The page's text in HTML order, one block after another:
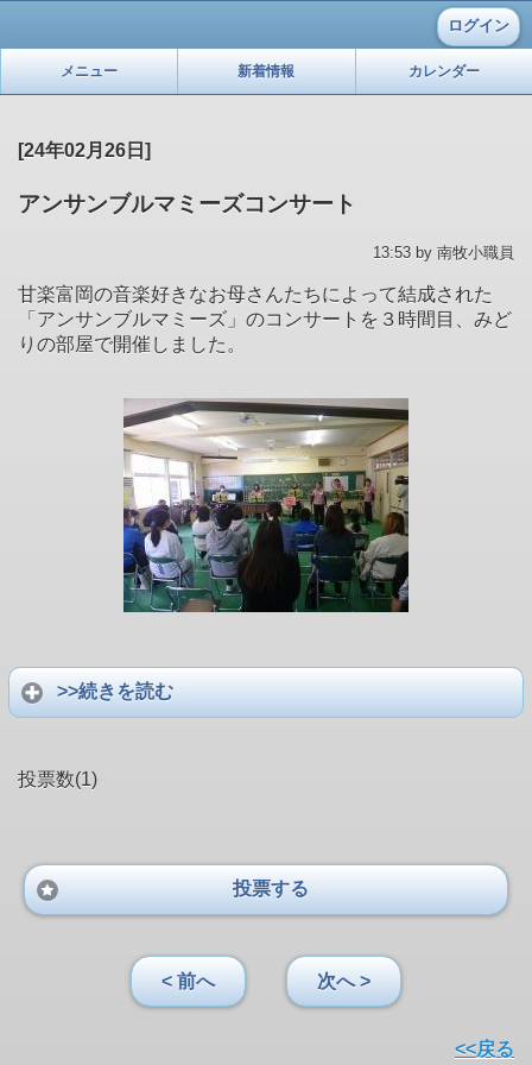
ログイン
メニュー 新着情報 カレンダー
[24年02月26日]
アンサンブルマミーズコンサート
13:53 by 南牧小職員
甘楽富岡の音楽好きなお母さんたちによって結成された
「アンサンブルマミーズ」のコンサートを３時間目、みど
りの部屋で開催しました。
>>続きを読む
投票数(1)
投票する
< 前へ 次へ >
<<戻る